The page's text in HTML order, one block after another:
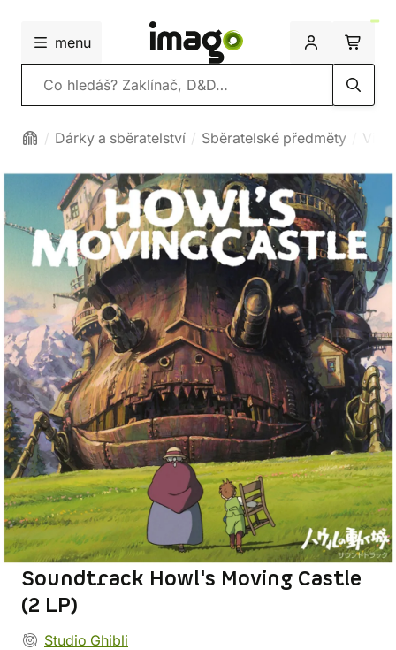
menu
Vyhledávání
Dárky a sběratelství Sběratelské předměty
Soundtrack Howl's Moving Castle
(2 LP)
Studio Ghibli